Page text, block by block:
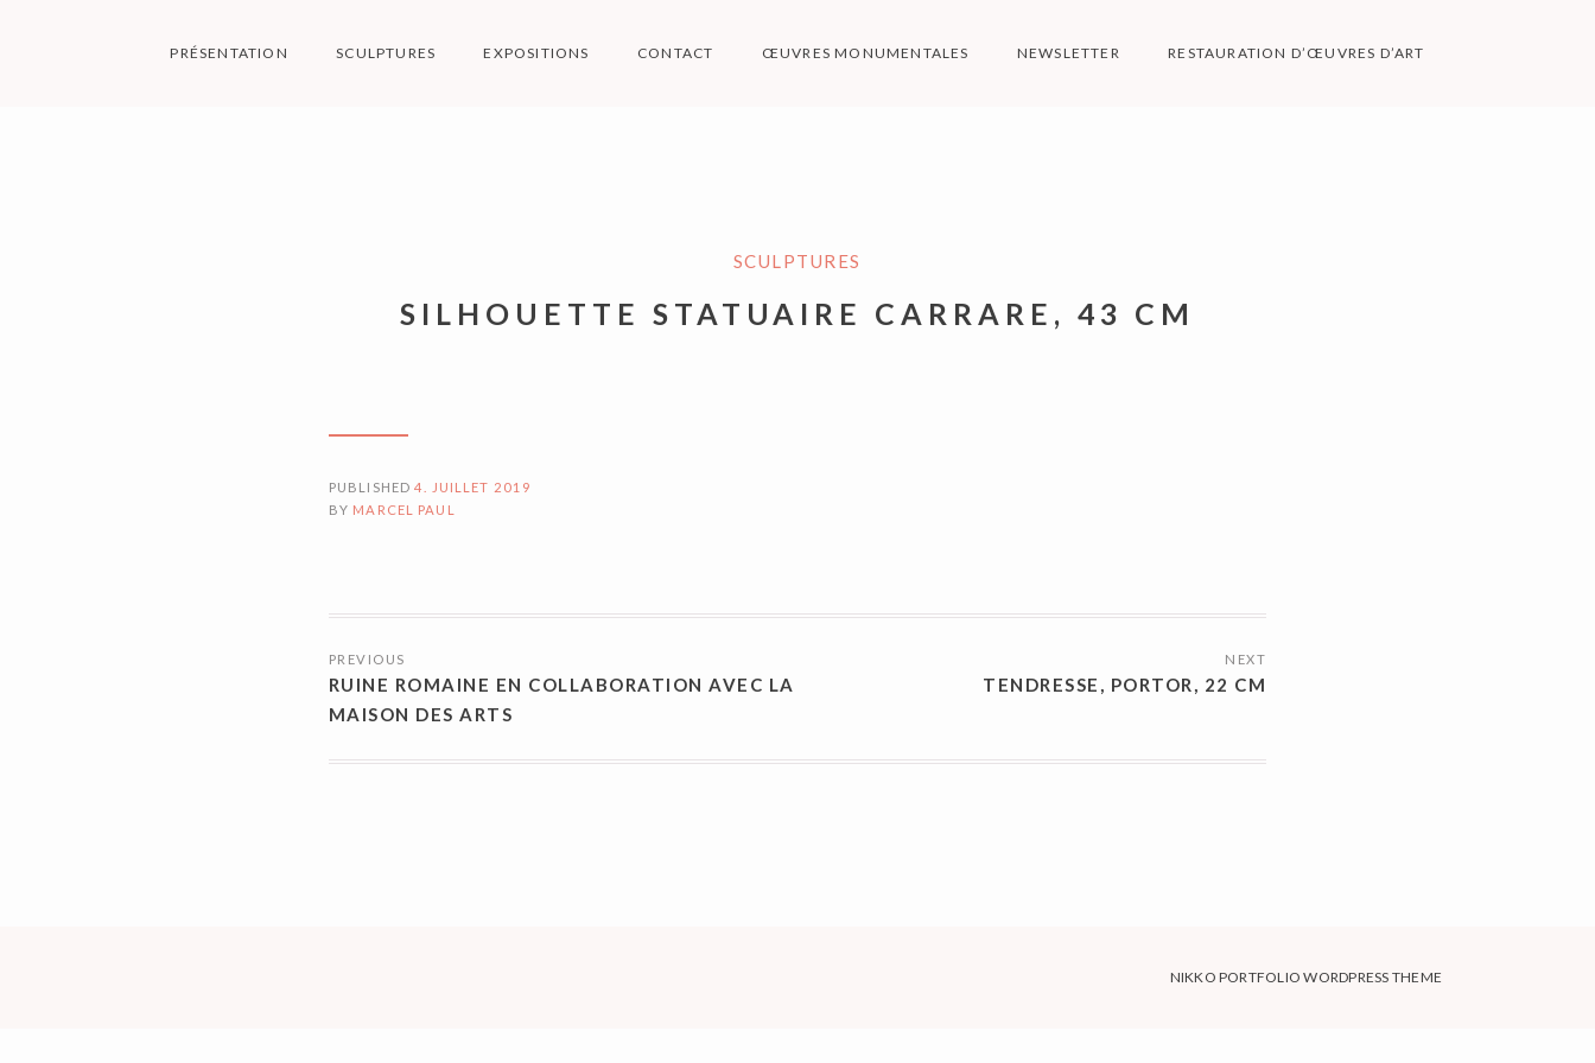
PRÉSENTATION SCULPTURES EXPOSITIONS CONTACT ŒUVRES MONUMENTALES NEWSLETTER RESTAURATION D’ŒUVRES D’ART
SCULPTURES
SILHOUETTE STATUAIRE CARRARE, 43 CM
PUBLISHED4. JUILLET 2019
BY MARCEL PAUL
DES
ARTICLES
PREVIOUS
RUINE ROMAINE EN COLLABORATION AVEC LA
MAISON DES ARTS
NEXT
TENDRESSE, PORTOR, 22 CM
NIKKO PORTFOLIO WORDPRESS THEME